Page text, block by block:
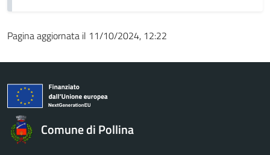
Pagina aggiornata il 11/10/2024, 12:22
Comune di Pollina